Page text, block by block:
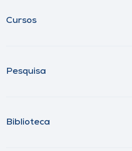
Cursos
Pesquisa
Biblioteca